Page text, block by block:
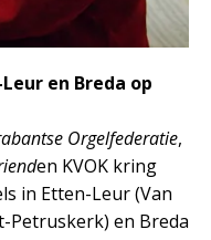
en Breda op
Orgelfederatie,
en KVOK kring
in Etten-Leur (Van
Petruskerk) en Breda